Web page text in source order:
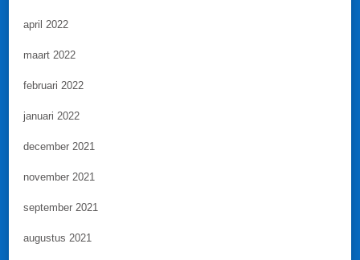
april 2022
maart 2022
februari 2022
januari 2022
december 2021
november 2021
september 2021
augustus 2021